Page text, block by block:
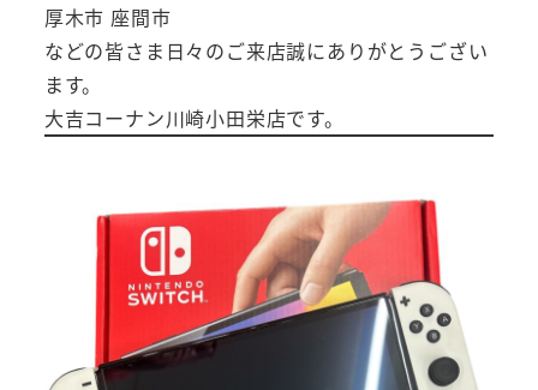
厚木市 座間市
などの皆さま日々のご来店誠にありがとうござい
ます。
大吉コーナン川崎小田栄店です。